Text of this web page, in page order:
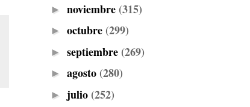
► noviembre (315)
► octubre (299)
► septiembre (269)
► agosto (280)
► julio (252)